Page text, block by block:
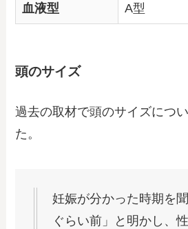
血液型 A型
頭のサイズ
過去の取材で頭のサイズにつ
た。
妊娠が分かった時期を
ぐらい前」と明かし、